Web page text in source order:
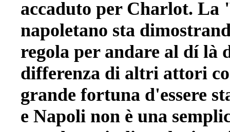
accaduto per Charlot.
napoletano sta
regola per andare al dí là
differenza di altri attori
grande fortuna d'essere
e Napoli non è una